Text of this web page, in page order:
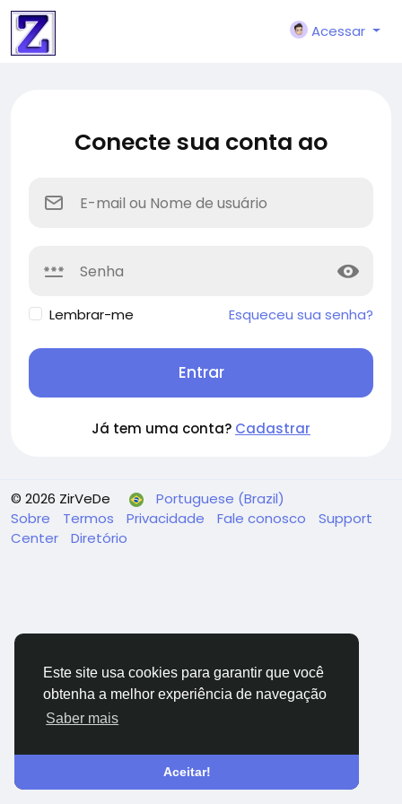
Este site usa cookies para garantir que você
obtenha a melhor experiência de navegação
Saber mais
Aceitar!
Acessar
Conecte sua conta ao
Lembrar-me Esqueceu sua senha?
Entrar
Já tem uma conta? Cadastrar
© 2026 ZirVeDe
Portuguese (Brazil)
Sobre
Termos Privacidade Fale conosco
Support
Center
Diretório